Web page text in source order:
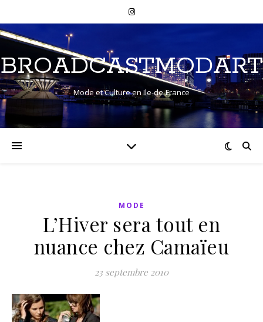
BROADCASTMODART
Mode et Culture en Ile-de-France
MODE
L’Hiver sera tout en
nuance chez Camaïeu
23 septembre 2010